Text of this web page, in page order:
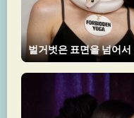
벌거벗은 표면을 넘어서